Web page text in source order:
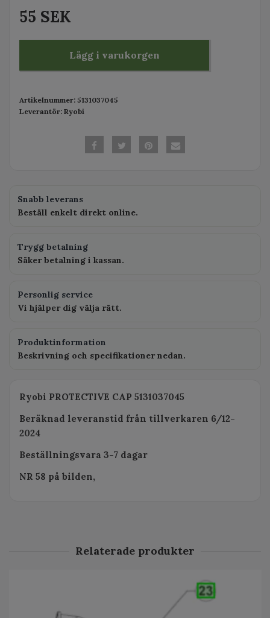
55 SEK
Lägg i varukorgen
Artikelnummer: 5131037045
Leverantör: Ryobi
Snabb leverans
Beställ enkelt direkt online.
Trygg betalning
Säker betalning i kassan.
Personlig service
Vi hjälper dig välja rätt.
Produktinformation
Beskrivning och specifikationer nedan.
Ryobi PROTECTIVE CAP 5131037045
Beräknad leveranstid från tillverkaren 6/12-
2024
Beställningsvara 3-7 dagar
NR 58 på bilden,
Relaterade produkter